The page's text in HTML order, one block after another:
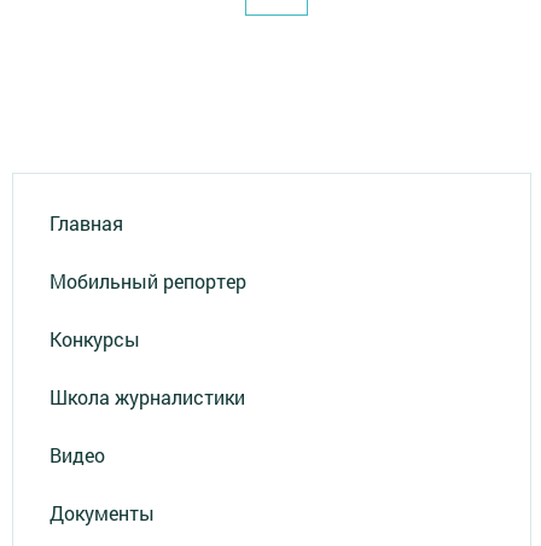
Главная
Мобильный репортер
Конкурсы
Школа журналистики
Видео
Документы